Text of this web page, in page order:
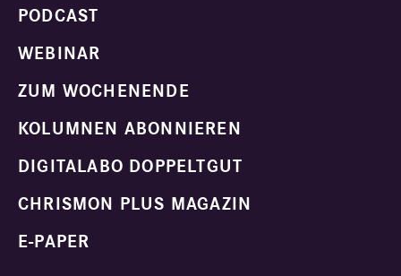
PODCAST
WEBINAR
ZUM WOCHENENDE
KOLUMNEN ABONNIEREN
DIGITALABO DOPPELTGUT
CHRISMON PLUS MAGAZIN
E-PAPER